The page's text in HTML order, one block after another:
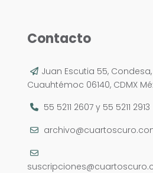
Contacto
Juan Escutia 55, Condesa,
Cuauhtémoc 06140, CDMX
55 5211 2607y 55 5211 2913